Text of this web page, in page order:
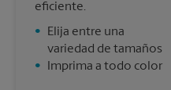
eficiente.
•
Elija entre una
variedad de tamaños
•
Imprima a todo color